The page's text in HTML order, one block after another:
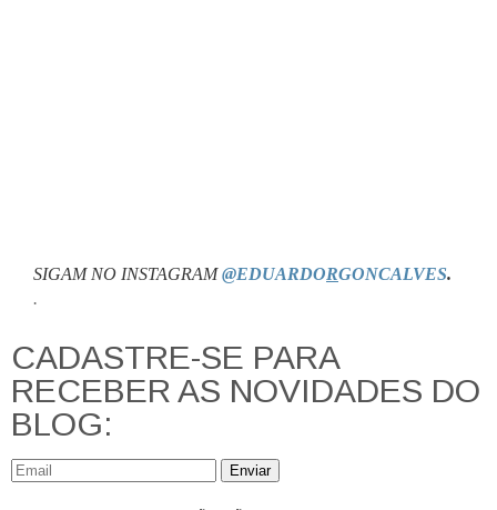
SIGAM NO INSTAGRAM@EDUARDORGONCALVES.
.
CADASTRE-SE PARA
RECEBER AS NOVIDADES DO
BLOG:
Enviar